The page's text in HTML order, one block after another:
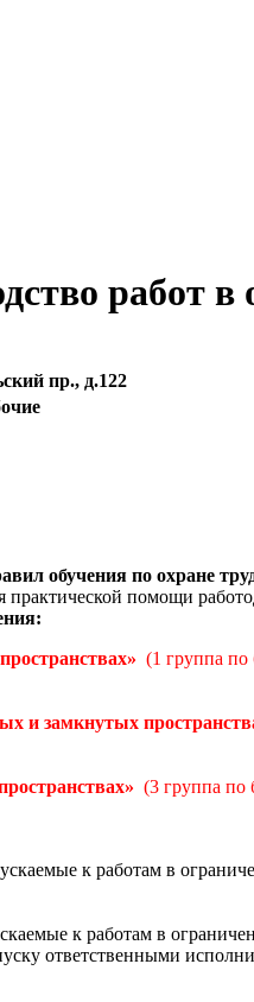
работ
пр., д.122
обучения по охране
практической помощи
(1 группа по
и замкнутых
» (3 группа по
к работам в
к работам в
ответственными